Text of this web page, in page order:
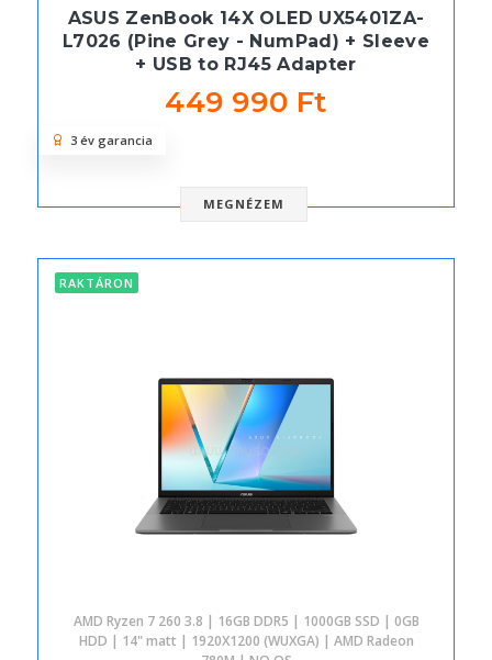
ASUS ZenBook 14X OLED UX5401ZA-
L7026 (Pine Grey - NumPad) + Sleeve
+ USB to RJ45 Adapter
449 990 Ft
MEGNÉZEM
3 év garancia
RAKTÁRON
AMD Ryzen 7 260 3.8 | 16GB DDR5 | 1000GB SSD | 0GB
HDD | 14" matt | 1920X1200 (WUXGA) | AMD Radeon